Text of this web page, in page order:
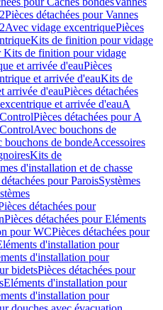
Pièces détachées pour Vannes
Avec vidage excentriquePièces
Kits de finition pour vidage
Kits de finition pour vidage
et arrivée d'eauPièces
et arrivée d'eauKits de
arrivée d'eauPièces détachées
et arrivée d'eauA
Pièces détachées pour A
Avec bouchons de
bouchons de bondeAccessoires
Kits de
d'installation et de chasse
pour ParoisSystèmes
détachées pour
Pièces détachées pour Eléments
pour WCPièces détachées pour
d'installation pour
d'installation pour
bidetsPièces détachées pour
Eléments d'installation pour
d'installation pour